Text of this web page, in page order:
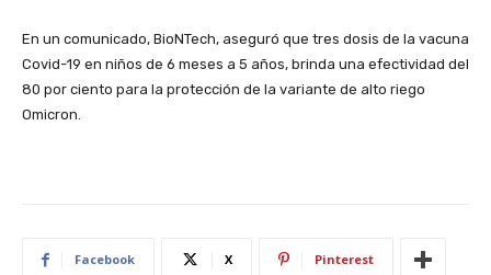
En un comunicado, BioNTech, aseguró que tres dosis de la vacuna
Covid-19 en niños de 6 meses a 5 años, brinda una efectividad del
80 por ciento para la protección de la variante de alto riego
Omicron.
Facebook X Pinterest